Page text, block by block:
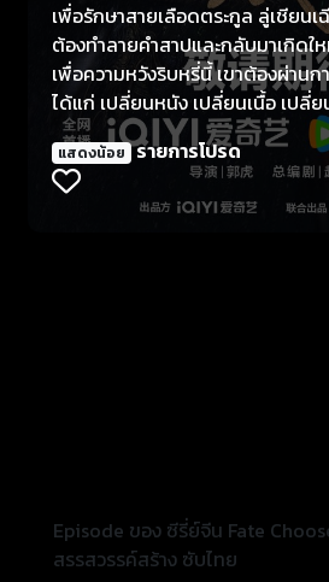
เพื่อรักษาสายเลือดตระกูล ลู่เชียนเ
ต้องทำลายคำสาปและกลับมาเกิด
เพื่อความหวังริบหรี่นี้ เขาต้องผ่าน
ได้แก่ เปลี่ยนหนัง เปลี่ยนเนื้อ เปลี่
เลือด และเปลี่ยนหัวใจ เขาสวมรอยเป็น "ลู่หวยขุนนาง
ทุจริต" และแต่งงานกับซินเหมยผู้บำ
นำเคราะห์ร้ายมาสู่สามี แต่กลับมีร่าง
และรากวิญญาณที่เทพประทานให้ ใ
กันนับจากนั้น พวกเขาได้ประสบกั
ต่าง ๆ ร่วมกัน เช่น "ยาอมตะ" "สมา
แสดงน้อย รายการโปรด
Episode ของ ซีรี่ย์จีน Fate
สรรสวรรค์สร้าง ซับไทย